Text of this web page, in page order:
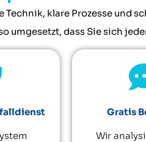
klare Prozesse und
umgesetzt, dass Sie sich
Gratis
Wir